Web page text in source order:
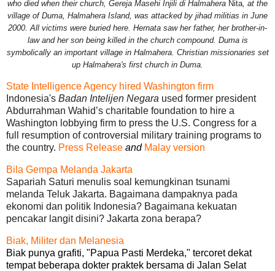
who died when their church, Gereja Masehi Injili di Halmahera Nita, at the
village of Duma, Halmahera Island, was attacked by jihad militias in June
2000. All victims were buried here. Hernata saw her father, her brother-in-
law and her son being killed in the church compound. Duma is
symbolically an important village in Halmahera. Christian missionaries set
up Halmahera's first church in Duma.
State Intelligence Agency hired Washington firm
Indonesia's Badan Intelijen Negara used former president
Abdurrahman Wahid’s charitable foundation to hire a
Washington lobbying firm to press the U.S. Congress for a
full resumption of controversial military training programs to
the country. Press Release and Malay version
Bila Gempa Melanda Jakarta
Sapariah Saturi menulis soal kemungkinan tsunami
melanda Teluk Jakarta. Bagaimana dampaknya pada
ekonomi dan politik Indonesia? Bagaimana kekuatan
pencakar langit disini? Jakarta zona berapa?
Biak, Militer dan Melanesia
Biak punya grafiti, "Papua Pasti Merdeka," tercoret dekat
tempat beberapa dokter praktek bersama di Jalan Selat